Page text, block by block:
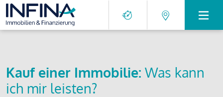
Kauf einer Immobilie: Was kann
ich mir leisten?